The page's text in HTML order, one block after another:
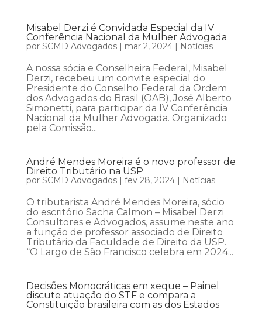
Misabel Derzi é Convidada Especial da IV
Conferência Nacional da Mulher Advogada
por SCMD Advogados| mar 2, 2024| Notícias
A nossa sócia e Conselheira Federal, Misabel
Derzi, recebeu um convite especial do
Presidente do Conselho Federal da Ordem
dos Advogados do Brasil (OAB), José Alberto
Simonetti, para participar da IV Conferência
Nacional da Mulher Advogada. Organizado
pela Comissão...
André Mendes Moreira é o novo professor de
Direito Tributário na USP
por SCMD Advogados| fev 28, 2024| Notícias
O tributarista André Mendes Moreira, sócio
do escritório Sacha Calmon – Misabel Derzi
Consultores e Advogados, assume neste ano
a função de professor associado de Direito
Tributário da Faculdade de Direito da USP.
“O Largo de São Francisco celebra em 2024...
Decisões Monocráticas em xeque – Painel
discute atuação do STF e compara a
Constituição brasileira com as dos Estados